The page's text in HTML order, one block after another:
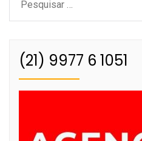
por:
(21) 9977 6 1051